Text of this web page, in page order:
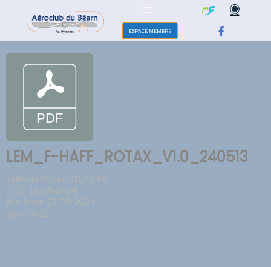
ESPACE MEMBRE
LEM_F-HAFF_ROTAX_V1.0_240513
Taille du fichier: 411.96 KB
Créé: 13-05-2024
Mis à jour: 13-05-2024
Succès: 22